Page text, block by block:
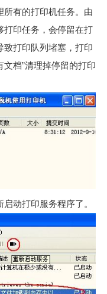
所有的打印机任务。由
打印任务，会停留在打
致打印队列堵塞，打印
文档”清理掉停留的打印
动打印服务程序了。